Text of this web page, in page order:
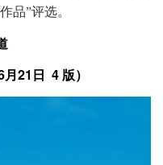
品”评选。
月21日 4 版）